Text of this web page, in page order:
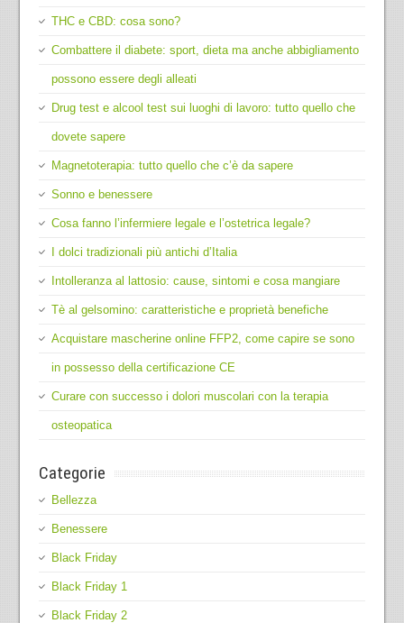
THC e CBD: cosa sono?
Combattere il diabete: sport, dieta ma anche abbigliamento
possono essere degli alleati
Drug test e alcool test sui luoghi di lavoro: tutto quello che
dovete sapere
Magnetoterapia: tutto quello che c’è da sapere
Sonno e benessere
Cosa fanno l’infermiere legale e l’ostetrica legale?
I dolci tradizionali più antichi d’Italia
Intolleranza al lattosio: cause, sintomi e cosa mangiare
Tè al gelsomino: caratteristiche e proprietà benefiche
Acquistare mascherine online FFP2, come capire se sono
in possesso della certificazione CE
Curare con successo i dolori muscolari con la terapia
osteopatica
Categorie
Bellezza
Benessere
Black Friday
Black Friday 1
Black Friday 2